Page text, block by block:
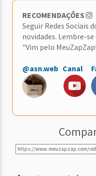
RECOMENDAÇÕES
Seguir Redes Sociais
novidades. Lembre-
"Vim pelo
@asn.web Canal